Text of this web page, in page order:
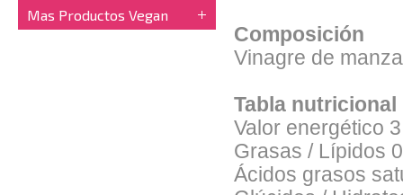
Mas Productos Vegan
Composición
Vinagre de
Tabla nutricional
Valor energético
Grasas / Lípidos
Ácidos grasos